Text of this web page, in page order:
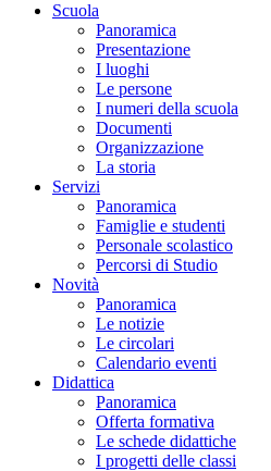
Scuola
Panoramica
Presentazione
I luoghi
Le persone
I numeri della scuola
Documenti
Organizzazione
La storia
Servizi
Panoramica
Famiglie e studenti
Personale scolastico
Percorsi di Studio
Novità
Panoramica
Le notizie
Le circolari
Calendario eventi
Didattica
Panoramica
Offerta formativa
Le schede didattiche
I progetti delle classi